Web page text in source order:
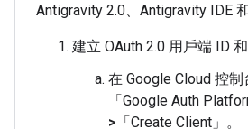
Antigravity 2.0、Antigravity IDE
建立 OAuth 2.0 用戶端 ID 和
在 Google Cloud 控
「Google Auth
> 「Create Client」 。